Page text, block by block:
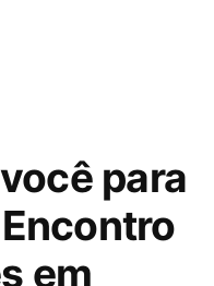
para
em